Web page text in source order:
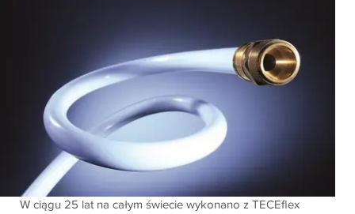
W ciągu 25 lat na całym świecie wykonano z TECEflex